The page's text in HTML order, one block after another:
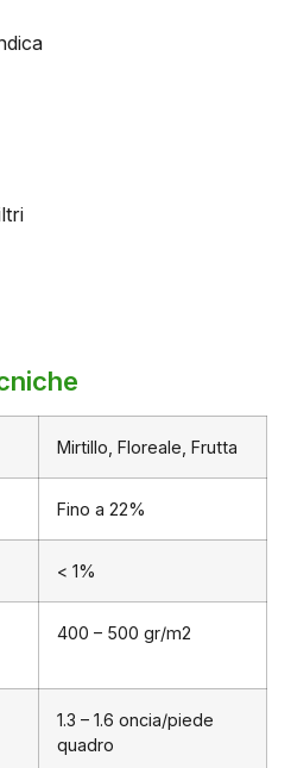
Mirtillo, Floreale, Frutta
Fino a 22%
< 1%
400 – 500 gr/m2
1.3 – 1.6 oncia/piede
quadro